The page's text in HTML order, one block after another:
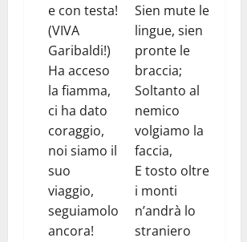
e con testa!
(VIVA
Garibaldi!)
Ha acceso
la fiamma,
ci ha dato
coraggio,
noi siamo il
suo
viaggio,
seguiamolo
ancora!
Sien mute le
lingue, sien
pronte le
braccia;
Soltanto al
nemico
volgiamo la
faccia,
E tosto oltre
i monti
n’andrà lo
straniero